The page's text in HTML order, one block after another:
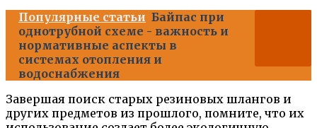
Популярные статьи Байпас при
однотрубной схеме - важность и
нормативные аспекты в
системах отопления и
водоснабжения
Завершая поиск старых резиновых шлангов и
других предметов из прошлого, помните, что их